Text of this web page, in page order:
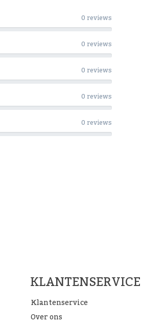
0 reviews
0 reviews
0 reviews
0 reviews
0 reviews
KLANTENSERVICE
Klantenservice
Over ons